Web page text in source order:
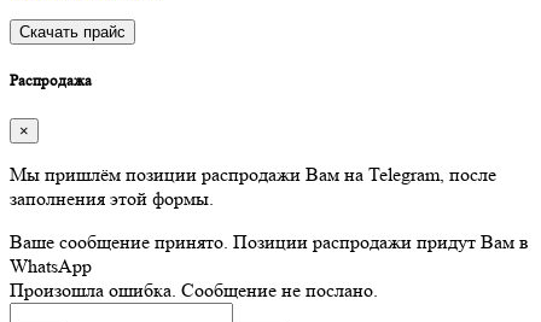
Скачать прайс
Распродажа
×
Мы пришлём позиции распродажи Вам на Telegram, после
заполнения этой формы.
Ваше сообщение принято. Позиции распродажи придут Вам в
WhatsApp
Произошла ошибка. Сообщение не послано.